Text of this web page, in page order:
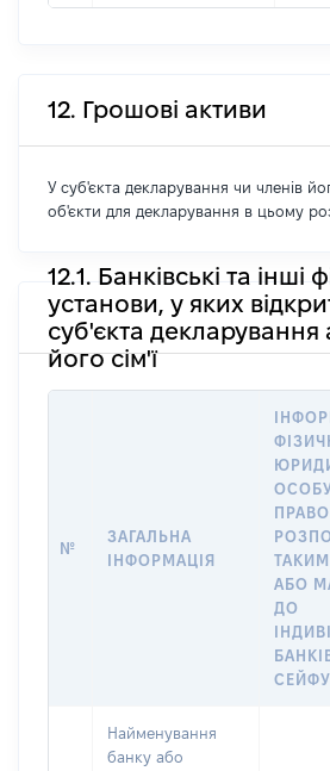
12. Грошові активи
У суб'єкта декларування чи членів
об'єкти для декларування в цьому
12.1. Банківські та інші
установи, у яких
суб'єкта декларування
його сім'ї
№
ЗАГАЛЬНА
ІНФОРМАЦІЯ
ПРАВО
АБО
ДО
Найменування
банку або